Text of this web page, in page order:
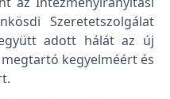
Szeretetszolgálat
adott hálát az új
kegyelméért és